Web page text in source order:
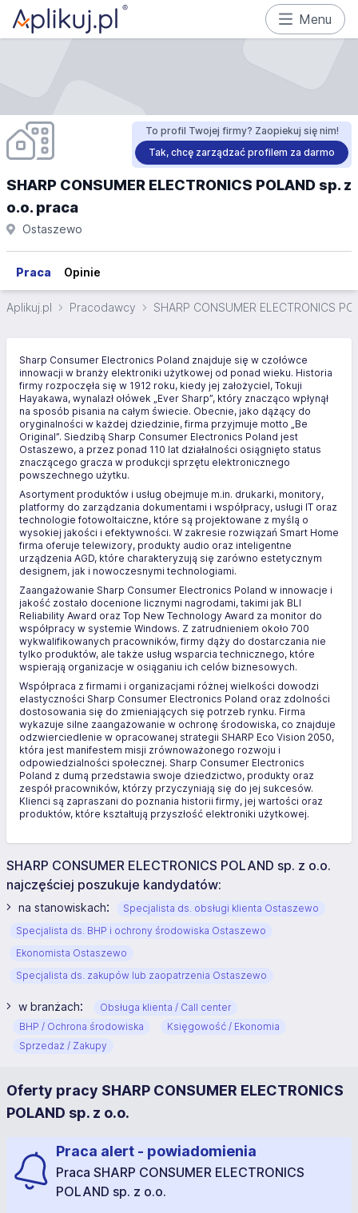
Menu
To profil Twojej firmy? Zaopiekuj się nim!
Tak, chcę zarządzać profilem za darmo
SHARP CONSUMER ELECTRONICS POLAND sp. z
o.o. praca
Ostaszewo
Praca Opinie
Aplikuj.pl Pracodawcy SHARP CONSUMER ELECTRONICS
Sharp Consumer Electronics Poland znajduje się w czołówce
innowacji w branży elektroniki użytkowej od ponad wieku. Historia
firmy rozpoczęła się w 1912 roku, kiedy jej założyciel, Tokuji
Hayakawa, wynalazł ołówek „Ever Sharp”, który znacząco wpłynął
na sposób pisania na całym świecie. Obecnie, jako dążący do
oryginalności w każdej dziedzinie, firma przyjmuje motto „Be
Original”. Siedzibą Sharp Consumer Electronics Poland jest
Ostaszewo, a przez ponad 110 lat działalności osiągnięto status
znaczącego gracza w produkcji sprzętu elektronicznego
powszechnego użytku.
Asortyment produktów i usług obejmuje m.in. drukarki, monitory,
platformy do zarządzania dokumentami i współpracy, usługi IT oraz
technologie fotowoltaiczne, które są projektowane z myślą o
wysokiej jakości i efektywności. W zakresie rozwiązań Smart Home
firma oferuje telewizory, produkty audio oraz inteligentne
urządzenia AGD, które charakteryzują się zarówno estetycznym
designem, jak i nowoczesnymi technologiami.
Zaangażowanie Sharp Consumer Electronics Poland w innowacje i
jakość zostało docenione licznymi nagrodami, takimi jak BLI
Reliability Award oraz Top New Technology Award za monitor do
współpracy w systemie Windows. Z zatrudnieniem około 700
wykwalifikowanych pracowników, firmy dąży do dostarczania nie
tylko produktów, ale także usług wsparcia technicznego, które
wspierają organizacje w osiąganiu ich celów biznesowych.
Współpraca z firmami i organizacjami różnej wielkości dowodzi
elastyczności Sharp Consumer Electronics Poland oraz zdolności
dostosowania się do zmieniających się potrzeb rynku. Firma
wykazuje silne zaangażowanie w ochronę środowiska, co znajduje
odzwierciedlenie w opracowanej strategii SHARP Eco Vision 2050,
która jest manifestem misji zrównoważonego rozwoju i
odpowiedzialności społecznej. Sharp Consumer Electronics
Poland z dumą przedstawia swoje dziedzictwo, produkty oraz
zespół pracowników, którzy przyczyniają się do jej sukcesów.
Klienci są zapraszani do poznania historii firmy, jej wartości oraz
produktów, które kształtują przyszłość elektroniki użytkowej.
SHARP CONSUMER ELECTRONICS POLAND sp. z o.o.
najczęściej poszukuje kandydatów:
na stanowiskach:
Specjalista ds. obsługi klienta Ostaszewo
Specjalista ds. BHP i ochrony środowiska Ostaszewo
Ekonomista Ostaszewo
Specjalista ds. zakupów lub zaopatrzenia Ostaszewo
w branżach:
Obsługa klienta / Call center
BHP / Ochrona środowiska
Księgowość / Ekonomia
Sprzedaż / Zakupy
Oferty pracy SHARP CONSUMER ELECTRONICS
POLAND sp. z o.o.
Praca alert - powiadomienia
Praca SHARP CONSUMER ELECTRONICS
POLAND sp. z o.o.